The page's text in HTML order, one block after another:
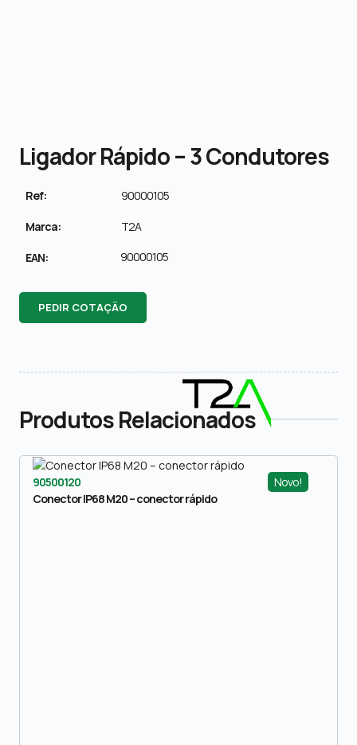
Ligador Rápido – 3 Condutores
Ref: 90000105
Marca: T2A
EAN: 90000105
PEDIR COTAÇÃO
Produtos Relacionados
Novo!
90500120
Conector IP68 M20 – conector rápido